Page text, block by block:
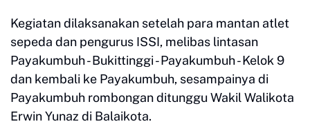
Kegiatan dilaksanakan setelah para mantan atlet
sepeda dan pengurus ISSI, melibas lintasan
Payakumbuh - Bukittinggi - Payakumbuh - Kelok 9
dan kembali ke Payakumbuh, sesampainya di
Payakumbuh rombongan ditunggu Wakil Walikota
Erwin Yunaz di Balaikota.